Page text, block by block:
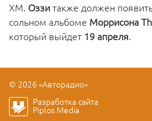
XM. Оззитакже должен
сольном альбоме Моррисона
который выйдет 19 апреля.
© 2026 «Авторадио»
Разработка сайта
Piplos Media